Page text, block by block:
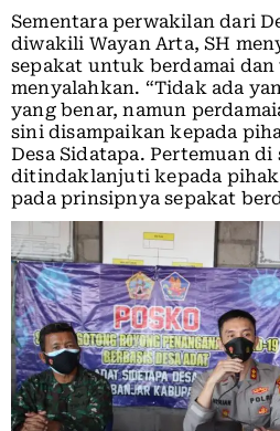
Sementara perwakilan dari
diwakili Wayan Arta, SH
sepakat untuk berdamai
menyalahkan. “Tidak ada
yang benar, namun
sini disampaikan kepada
Desa Sidatapa. Pertemuan di
ditindaklanjuti kepada pihak
pada prinsipnya sepakat